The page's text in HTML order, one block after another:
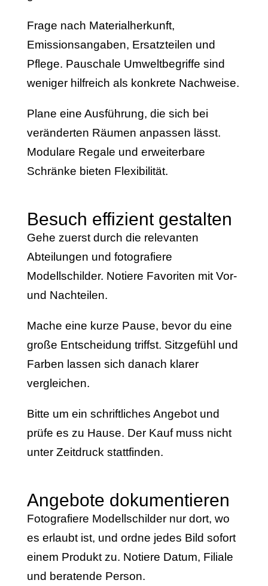
Frage nach Materialherkunft,
Emissionsangaben, Ersatzteilen und
Pflege. Pauschale Umweltbegriffe sind
weniger hilfreich als konkrete Nachweise.
Plane eine Ausführung, die sich bei
veränderten Räumen anpassen lässt.
Modulare Regale und erweiterbare
Schränke bieten Flexibilität.
Besuch effizient gestalten
Gehe zuerst durch die relevanten
Abteilungen und fotografiere
Modellschilder. Notiere Favoriten mit Vor-
und Nachteilen.
Mache eine kurze Pause, bevor du eine
große Entscheidung triffst. Sitzgefühl und
Farben lassen sich danach klarer
vergleichen.
Bitte um ein schriftliches Angebot und
prüfe es zu Hause. Der Kauf muss nicht
unter Zeitdruck stattfinden.
Angebote dokumentieren
Fotografiere Modellschilder nur dort, wo
es erlaubt ist, und ordne jedes Bild sofort
einem Produkt zu. Notiere Datum, Filiale
und beratende Person.